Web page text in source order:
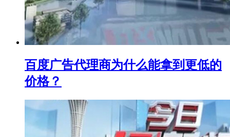
百度广告代理商为什么能拿到更低的
价格？